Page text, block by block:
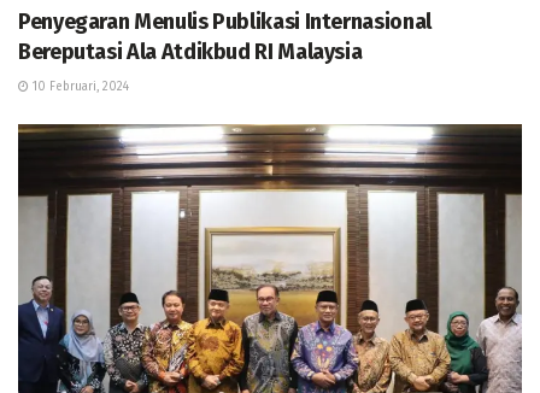
Penyegaran Menulis Publikasi Internasional
Bereputasi Ala Atdikbud RI Malaysia
10 Februari, 2024